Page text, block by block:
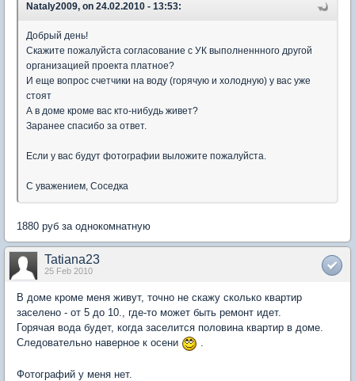
Nataly2009, on 24.02.2010 - 13:53:
Добрый день!
Скажите пожалуйста согласование с УК выполненнного другой
организацией проекта платное?
И еще вопрос счетчики на воду (горячую и холодную) у вас уже
стоят
А в доме кроме вас кто-нибудь живет?
Заранее спасибо за ответ.
Если у вас будут фотографии выложите пожалуйста.
С уважением, Соседка
1880 руб за однокомнатную
Tatiana23
25 Feb 2010
В доме кроме меня живут, точно не скажу сколько квартир
заселено - от 5 до 10., где-то может быть ремонт идет.
Горячая вода будет, когда заселится половина квартир в доме.
Следовательно наверное к осени
.
Фотографий у меня нет.